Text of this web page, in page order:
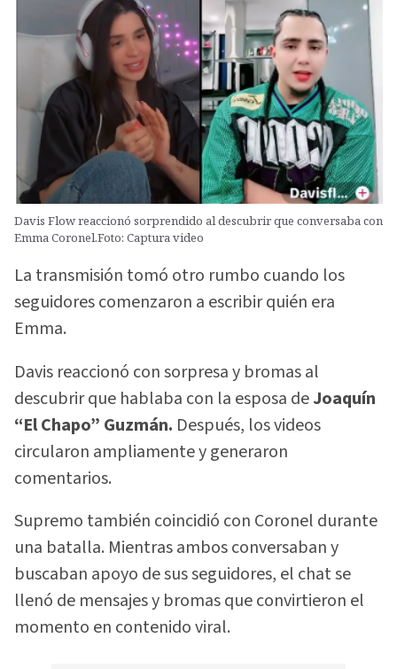
Davis Flow reaccionó sorprendido al descubrir que conversaba con
Emma Coronel.Foto: Captura video
La transmisión tomó otro rumbo cuando los
seguidores comenzaron a escribir quién era
Emma.
Davis reaccionó con sorpresa y bromas al
descubrir que hablaba con la esposa deJoaquín
“El Chapo” Guzmán. Después, los videos
circularon ampliamente y generaron
comentarios.
Supremo también coincidió con Coronel durante
una batalla. Mientras ambos conversaban y
buscaban apoyo de sus seguidores, el chat se
llenó de mensajes y bromas que convirtieron el
momento en contenido viral.